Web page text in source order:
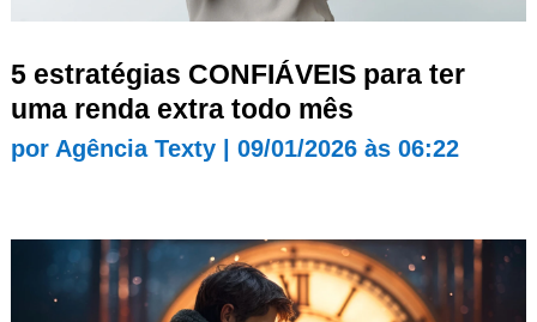
5 estratégias CONFIÁVEIS para ter
uma renda extra todo mês
por Agência Texty| 09/01/2026 às 06:22